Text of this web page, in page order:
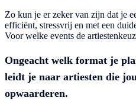
Zo kun je er zeker van zijn dat je
efficiënt, stressvrij en met een
Voor welke events de
Ongeacht welk format je
leidt je naar artiesten die
opwaarderen.